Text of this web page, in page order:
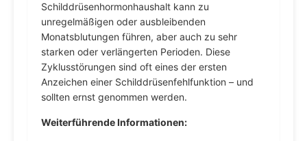
Schilddrüsenhormonhaushalt kann zu
unregelmäßigen oder ausbleibenden
Monatsblutungen führen, aber auch zu sehr
starken oder verlängerten Perioden. Diese
Zyklusstörungen sind oft eines der ersten
Anzeichen einer Schilddrüsenfehlfunktion – und
sollten ernst genommen werden.
Weiterführende Informationen: